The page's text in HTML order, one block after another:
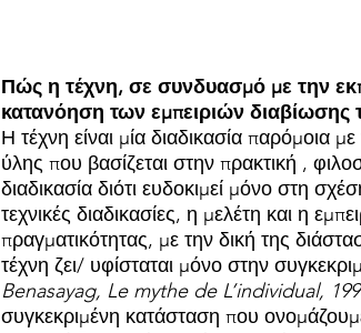
Πώς η τέχνη, σε συνδυασμό με την
κατανόηση των εμπειριών διαβίωσης
Η τέχνη είναι μία διαδικασία παρόμοια
ύλης που βασίζεται στην πρακτική ,
διαδικασία διότι ευδοκιμεί μόνο στη
τεχνικές διαδικασίες, η μελέτη και η
πραγματικότητας, με την δική της
τέχνη ζει/ υφίσταται μόνο στην
Benasayag, Le mythe de L’individual,
συγκεκριμένη κατάσταση που